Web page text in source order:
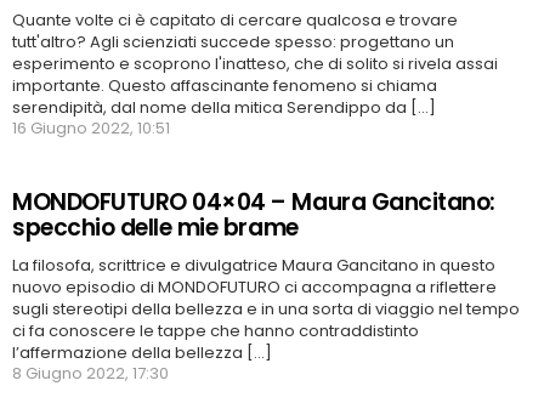
Quante volte ci è capitato di cercare qualcosa e trovare
tutt'altro? Agli scienziati succede spesso: progettano un
esperimento e scoprono l'inatteso, che di solito si rivela assai
importante. Questo affascinante fenomeno si chiama
serendipità, dal nome della mitica Serendippo da [...]
16 Giugno 2022, 10:51
MONDOFUTURO 04×04 – Maura Gancitano:
specchio delle mie brame
La filosofa, scrittrice e divulgatrice Maura Gancitano in questo
nuovo episodio di MONDOFUTURO ci accompagna a riflettere
sugli stereotipi della bellezza e in una sorta di viaggio nel tempo
ci fa conoscere le tappe che hanno contraddistinto
l’affermazione della bellezza [...]
8 Giugno 2022, 17:30